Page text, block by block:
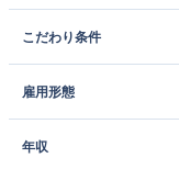
こだわり条件
雇用形態
年収